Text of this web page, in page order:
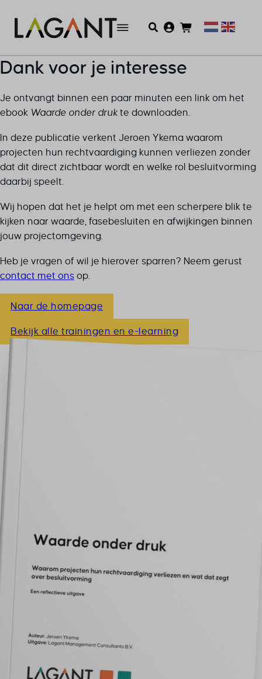
Dank voor je interesse
Je ontvangt binnen een paar minuten een link om het
ebook Waarde onder druk te downloaden.
In deze publicatie verkent Jeroen Ykema waarom
projecten hun rechtvaardiging kunnen verliezen zonder
dat dit direct zichtbaar wordt en welke rol besluitvorming
daarbij speelt.
Wij hopen dat het je helpt om met een scherpere blik te
kijken naar waarde, fasebesluiten en afwijkingen binnen
jouw projectomgeving.
Heb je vragen of wil je hierover sparren? Neem gerust
contact met ons op.
Naar de homepage
Bekijk alle trainingen en e-learning